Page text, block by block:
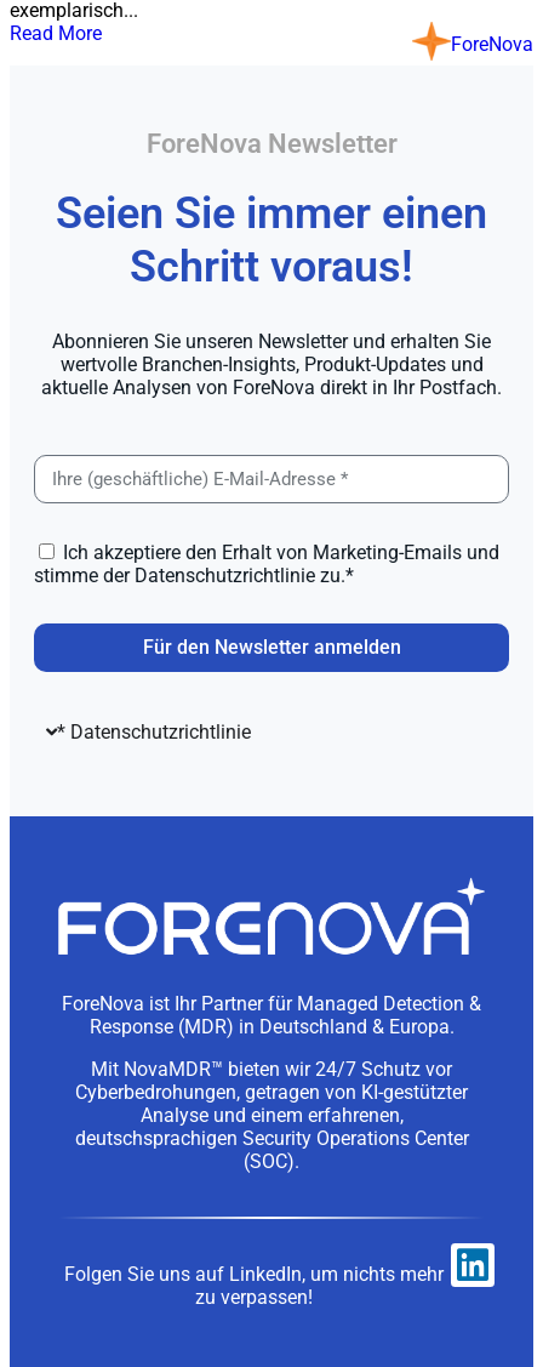
exemplarisch...
Read More
ForeNova
ForeNova Newsletter
Seien Sie immer einen
Schritt voraus!
Abonnieren Sie unseren Newsletter und erhalten Sie
wertvolle Branchen-Insights, Produkt-Updates und
aktuelle Analysen von ForeNova direkt in Ihr Postfach.
Ich akzeptiere den Erhalt von Marketing-Emails und
stimme der Datenschutzrichtlinie zu.*
Für den Newsletter anmelden
* Datenschutzrichtlinie
ForeNova ist Ihr Partner für Managed Detection &
Response (MDR) in Deutschland & Europa.
Mit NovaMDR™ bieten wir 24/7 Schutz vor
Cyberbedrohungen, getragen von KI-gestützter
Analyse und einem erfahrenen,
deutschsprachigen Security Operations Center
(SOC).
Folgen Sie uns auf LinkedIn, um nichts mehr
zu verpassen!